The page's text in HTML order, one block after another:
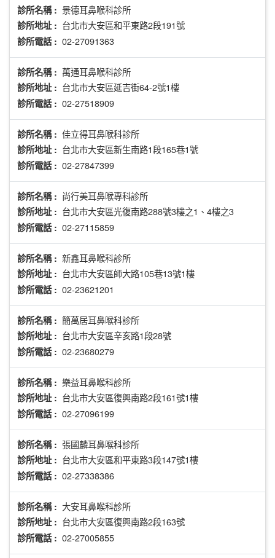
診所名稱 : 景德耳鼻喉科診所
診所地址 : 台北市大安區和平東路2段191號
診所電話 : 02-27091363
診所名稱 : 萬通耳鼻喉科診所
診所地址 : 台北市大安區延吉街64-2號1樓
診所電話 : 02-27518909
診所名稱 : 佳立得耳鼻喉科診所
診所地址 : 台北市大安區新生南路1段165巷1號
診所電話 : 02-27847399
診所名稱 : 尚行美耳鼻喉專科診所
診所地址 : 台北市大安區光復南路288號3樓之1、4樓之3
診所電話 : 02-27115859
診所名稱 : 新鑫耳鼻喉科診所
診所地址 : 台北市大安區師大路105巷13號1樓
診所電話 : 02-23621201
診所名稱 : 簡萬居耳鼻喉科診所
診所地址 : 台北市大安區辛亥路1段28號
診所電話 : 02-23680279
診所名稱 : 樂益耳鼻喉科診所
診所地址 : 台北市大安區復興南路2段161號1樓
診所電話 : 02-27096199
診所名稱 : 張國麟耳鼻喉科診所
診所地址 : 台北市大安區和平東路3段147號1樓
診所電話 : 02-27338386
診所名稱 : 大安耳鼻喉科診所
診所地址 : 台北市大安區復興南路2段163號
診所電話 : 02-27005855